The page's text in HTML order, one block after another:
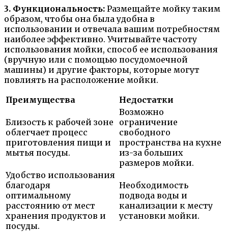
3. Функциональность: Размещайте мойку таким
образом, чтобы она была удобна в
использовании и отвечала вашим потребностям
наиболее эффективно. Учитывайте частоту
использования мойки, способ ее использования
(вручную или с помощью посудомоечной
машины) и другие факторы, которые могут
повлиять на расположение мойки.
Преимущества
Недостатки
Близость к рабочей зоне
облегчает процесс
приготовления пищи и
мытья посуды.
Возможно
ограничение
свободного
пространства на кухне
из-за больших
размеров мойки.
Удобство использования
благодаря
оптимальному
расстоянию от мест
хранения продуктов и
посуды.
Необходимость
подвода воды и
канализации к месту
установки мойки.